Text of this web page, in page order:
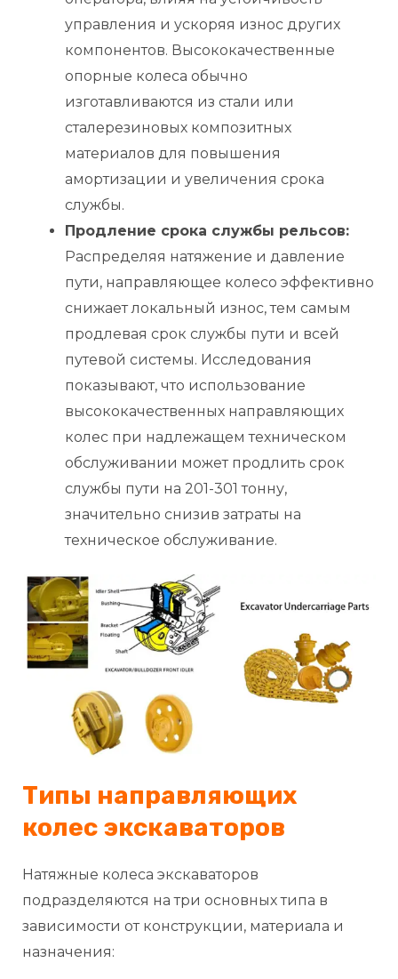
управления и ускоряя износ других
компонентов. Высококачественные
опорные колеса обычно
изготавливаются из стали или
сталерезиновых композитных
материалов для повышения
амортизации и увеличения срока
службы.
Продление срока службы рельсов:
Распределяя натяжение и давление
пути, направляющее колесо эффективно
снижает локальный износ, тем самым
продлевая срок службы пути и всей
путевой системы. Исследования
показывают, что использование
высококачественных направляющих
колес при надлежащем техническом
обслуживании может продлить срок
службы пути на 201-301 тонну,
значительно снизив затраты на
техническое обслуживание.
Типы направляющих
колес экскаваторов
Натяжные колеса экскаваторов
подразделяются на три основных типа в
зависимости от конструкции, материала и
назначения: